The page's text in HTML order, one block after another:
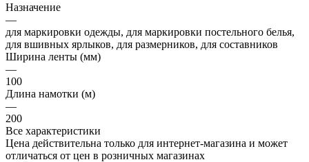
Назначение
—
для маркировки одежды, для маркировки постельного белья,
для вшивных ярлыков, для размерников, для составников
Ширина ленты (мм)
—
100
Длина намотки (м)
—
200
Все характеристики
Цена действительна только для интернет-магазина и может
отличаться от цен в розничных магазинах